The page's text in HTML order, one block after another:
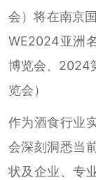
会）将在南京
WE2024亚洲
博览会、2024
览会）
作为酒食行业
会深刻洞悉当
状及企业、专